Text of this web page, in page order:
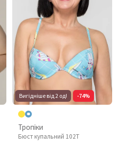
Вигідніше від 2 од! -74%
Тропіки
Бюст купальний 102T